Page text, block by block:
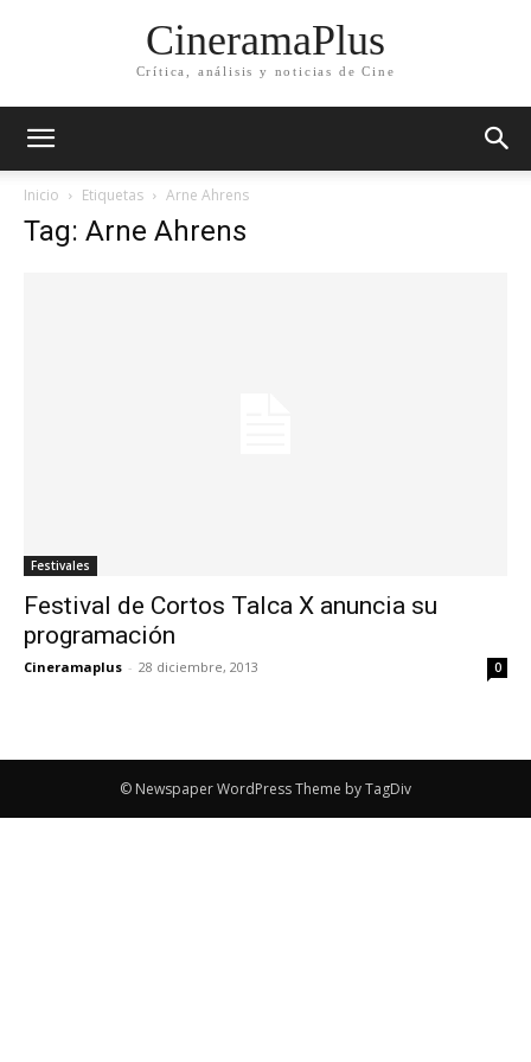
CineramaPlus
Crítica, análisis y noticias de Cine
Inicio Etiquetas Arne Ahrens
Tag: Arne Ahrens
Festivales
Festival de Cortos Talca X anuncia su
programación
Cineramaplus - 28 diciembre, 2013 0
© Newspaper WordPress Theme by TagDiv